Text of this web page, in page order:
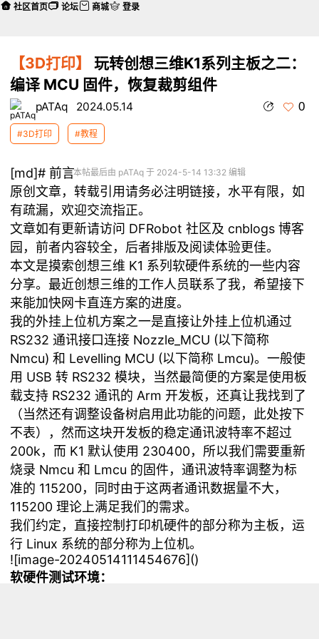
【3D打印】
玩转创想三维K1系列主板之二：
编译 MCU 固件，恢复裁剪组件
pATAq 2024.05.14 0
#3D打印 #教程
本帖最后由 pATAq 于 2024-5-14 13:32 编辑
[md]# 前言
原创文章，转载引用请务必注明链接，水平有限，如
有疏漏，欢迎交流指正。
文章如有更新请访问 DFRobot 社区及 cnblogs 博客
园 ，前者内容较全，后者排版及阅读体验更佳。
本文是摸索创想三维 K1 系列软硬件系统的一些内容
分享。最近创想三维的工作人员联系了我，希望接下
来能加快网卡直连方案的进度。
我的外挂上位机方案之一是直接让外挂上位机通过
RS232 通讯接口连接 Nozzle_MCU (以下简称
Nmcu) 和 Levelling MCU (以下简称 Lmcu)。一般使
用 USB 转 RS232 模块，当然最简便的方案是使用板
载支持 RS232 通讯的 Arm 开发板，还真让我找到了
（当然还有调整设备树启用此功能的问题，此处按下
不表），然而这块开发板的稳定通讯波特率不超过
200k，而 K1 默认使用 230400，所以我们需要重新
烧录 Nmcu 和 Lmcu 的固件，通讯波特率调整为标
准的 115200，同时由于这两者通讯数据量不大，
115200 理论上满足我们的需求。
我们约定，直接控制打印机硬件的部分称为主板，运
行 Linux 系统的部分称为上位机。
![image-20240514111454676]()
软硬件测试环境：
社区首页 论坛 商城 登录